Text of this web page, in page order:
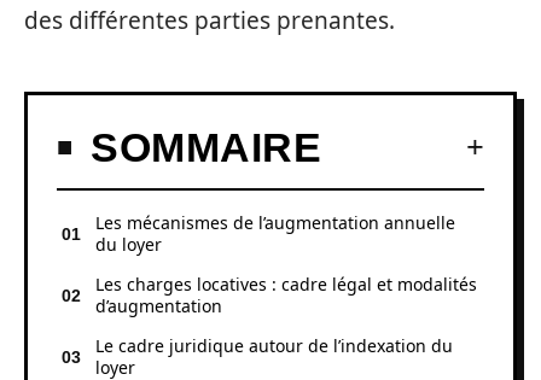
des différentes parties prenantes.
SOMMAIRE
Les mécanismes de l’augmentation annuelle
du loyer
Les charges locatives : cadre légal et modalités
d’augmentation
Le cadre juridique autour de l’indexation du
loyer